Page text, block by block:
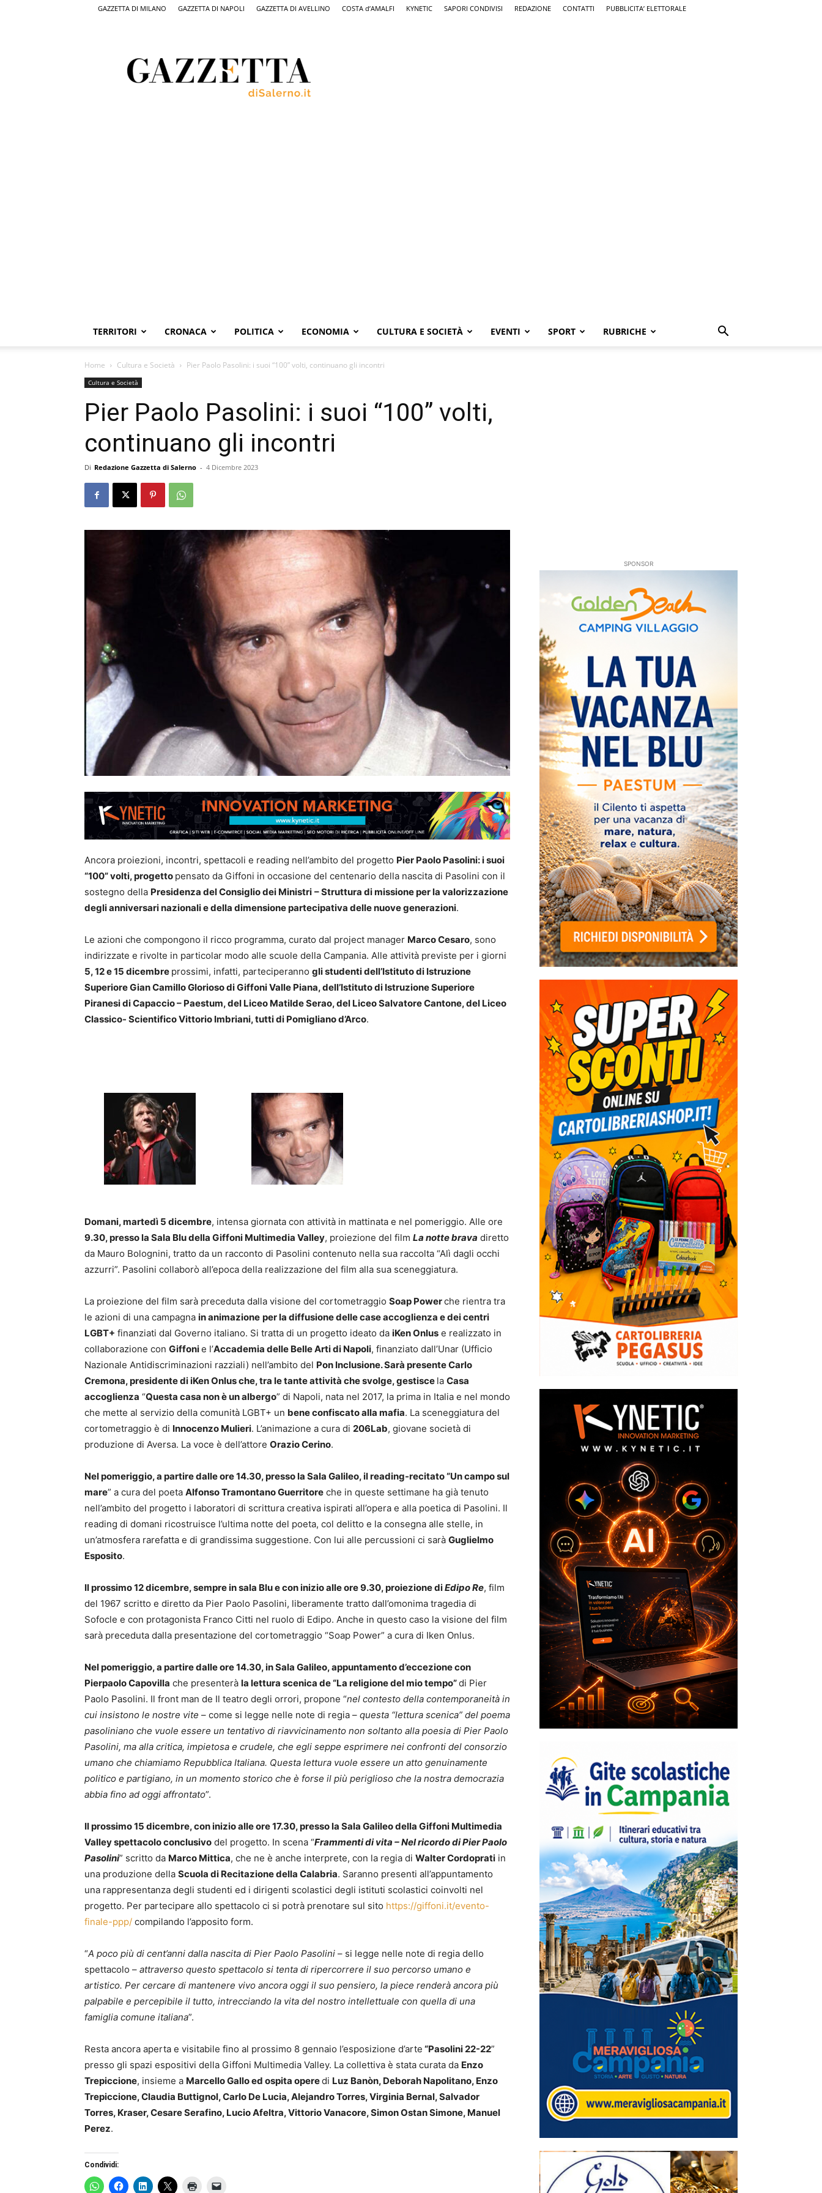
GAZZETTA DI MILANO GAZZETTA DI NAPOLI GAZZETTA DI AVELLINO COSTA d’AMALFI KYNETIC SAPORI CONDIVISI REDAZIONE CONTATTI PUBBLICITA’ ELETTORALE
Salerno,
il
quotidiano
TERRITORI CRONACA POLITICA ECONOMIA CULTURA E SOCIETÀ EVENTI SPORT RUBRICHE
Home Cultura e Società Pier Paolo Pasolini: i suoi “100” volti, continuano gli incontri
Cultura e Società
Pier Paolo Pasolini: i suoi “100” volti,
continuano gli incontri
Di Redazione Gazzetta di Salerno - 4 Dicembre 2023
Ancora proiezioni, incontri, spettacoli e reading nell’ambito del progetto Pier Paolo Pasolini: i suoi
“100” volti, progetto pensato da Giffoni in occasione del centenario della nascita di Pasolini con il
sostegno della Presidenza del Consiglio dei Ministri – Struttura di missione per la valorizzazione
degli anniversari nazionali e della dimensione partecipativa delle nuove generazioni.
Le azioni che compongono il ricco programma, curato dal project manager Marco Cesaro, sono
indirizzate e rivolte in particolar modo alle scuole della Campania. Alle attività previste per i giorni
5, 12 e 15 dicembre prossimi, infatti, parteciperanno gli studenti dell’Istituto di Istruzione
Superiore Gian Camillo Glorioso di Giffoni Valle Piana, dell’Istituto di Istruzione Superiore
Piranesi di Capaccio – Paestum, del Liceo Matilde Serao, del Liceo Salvatore Cantone, del Liceo
Classico- Scientifico Vittorio Imbriani, tutti di Pomigliano d’Arco.
Domani, martedì 5 dicembre, intensa giornata con attività in mattinata e nel pomeriggio. Alle ore
9.30, presso la Sala Blu della Giffoni Multimedia Valley, proiezione del film La notte brava diretto
da Mauro Bolognini, tratto da un racconto di Pasolini contenuto nella sua raccolta “Alì dagli occhi
azzurri”. Pasolini collaborò all’epoca della realizzazione del film alla sua sceneggiatura.
La proiezione del film sarà preceduta dalla visione del cortometraggio Soap Powerche rientra tra
le azioni di una campagna in animazione per la diffusione delle case accoglienza e dei centri
LGBT+ finanziati dal Governo italiano. Si tratta di un progetto ideato da iKen Onlus e realizzato in
collaborazione con Giffonie l’Accademia delle Belle Arti di Napoli, finanziato dall’Unar (Ufficio
Nazionale Antidiscriminazioni razziali) nell’ambito del Pon Inclusione. Sarà presente Carlo
Cremona, presidente di iKen Onlus che, tra le tante attività che svolge, gestisce la Casa
accoglienza “Questa casa non è un albergo” di Napoli, nata nel 2017, la prima in Italia e nel mondo
che mette al servizio della comunità LGBT+ un bene confiscato alla mafia. La sceneggiatura del
cortometraggio è di Innocenzo Mulieri. L’animazione a cura di 206Lab, giovane società di
produzione di Aversa. La voce è dell’attore Orazio Cerino.
Nel pomeriggio, a partire dalle ore 14.30, presso la Sala Galileo, ilreading-recitato “Un campo sul
mare” a cura del poeta Alfonso Tramontano Guerritore che in queste settimane ha già tenuto
nell’ambito del progetto i laboratori di scrittura creativa ispirati all’opera e alla poetica di Pasolini. Il
reading di domani ricostruisce l’ultima notte del poeta, col delitto e la consegna alle stelle, in
un’atmosfera rarefatta e di grandissima suggestione. Con lui alle percussioni ci sarà Guglielmo
Esposito.
Il prossimo 12 dicembre, sempre in sala Blu e con inizio alle ore 9.30, proiezione diEdipo Re, film
del 1967 scritto e diretto da Pier Paolo Pasolini, liberamente tratto dall’omonima tragedia di
Sofocle e con protagonista Franco Citti nel ruolo di Edipo. Anche in questo caso la visione del film
sarà preceduta dalla presentazione del cortometraggio “Soap Power” a cura di Iken Onlus.
Nel pomeriggio, a partire dalle ore 14.30, in Sala Galileo, appuntamento d’eccezione con
Pierpaolo Capovilla che presenterà la lettura scenica de “La religione del mio tempo”di Pier
Paolo Pasolini. Il front man de Il teatro degli orrori, propone “nel contesto della contemporaneità in
cui insistono le nostre vite – come si legge nelle note di regia – questa “lettura scenica” del poema
pasoliniano che vuole essere un tentativo di riavvicinamento non soltanto alla poesia di Pier Paolo
Pasolini, ma alla critica, impietosa e crudele, che egli seppe esprimere nei confronti del consorzio
umano che chiamiamo Repubblica Italiana. Questa lettura vuole essere un atto genuinamente
politico e partigiano, in un momento storico che è forse il più periglioso che la nostra democrazia
abbia fino ad oggi affrontato”.
Il prossimo 15 dicembre, con inizio alle ore 17.30, presso la Sala Galileo della Giffoni Multimedia
Valley spettacolo conclusivo del progetto. In scena “Frammenti di vita – Nel ricordo di Pier Paolo
Pasolini” scritto da Marco Mittica, che ne è anche interprete, con la regia di Walter Cordoprati in
una produzione della Scuola di Recitazione della Calabria. Saranno presenti all’appuntamento
una rappresentanza degli studenti ed i dirigenti scolastici degli istituti scolastici coinvolti nel
progetto. Per partecipare allo spettacolo ci si potrà prenotare sul sito https://giffoni.it/evento-
finale-ppp/ compilando l’apposito form.
“A poco più di cent’anni dalla nascita di Pier Paolo Pasolini – si legge nelle note di regia dello
spettacolo – attraverso questo spettacolo si tenta di ripercorrere il suo percorso umano e
artistico. Per cercare di mantenere vivo ancora oggi il suo pensiero, la piece renderà ancora più
palpabile e percepibile il tutto, intrecciando la vita del nostro intellettuale con quella di una
famiglia comune italiana”.
Resta ancora aperta e visitabile fino al prossimo 8 gennaio l’esposizione d’arte “Pasolini 22-22”
presso gli spazi espositivi della Giffoni Multimedia Valley. La collettiva è stata curata da Enzo
Trepiccione, insieme a Marcello Gallo ed ospita operedi Luz Banòn, Deborah Napolitano, Enzo
Trepiccione, Claudia Buttignol, Carlo De Lucia, Alejandro Torres, Virginia Bernal, Salvador
Torres, Kraser, Cesare Serafino, Lucio Afeltra, Vittorio Vanacore, Simon Ostan Simone, Manuel
Perez.
Condividi:
SPONSOR